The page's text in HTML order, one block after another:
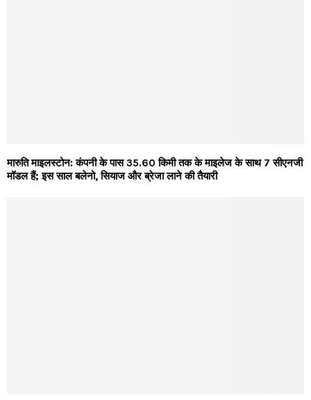
मारुति माइलस्टोन: कंपनी के पास 35.60 किमी तक के माइलेज के साथ 7 सीएनजी
मॉडल हैं; इस साल बलेनो, सियाज और ब्रेजा लाने की तैयारी